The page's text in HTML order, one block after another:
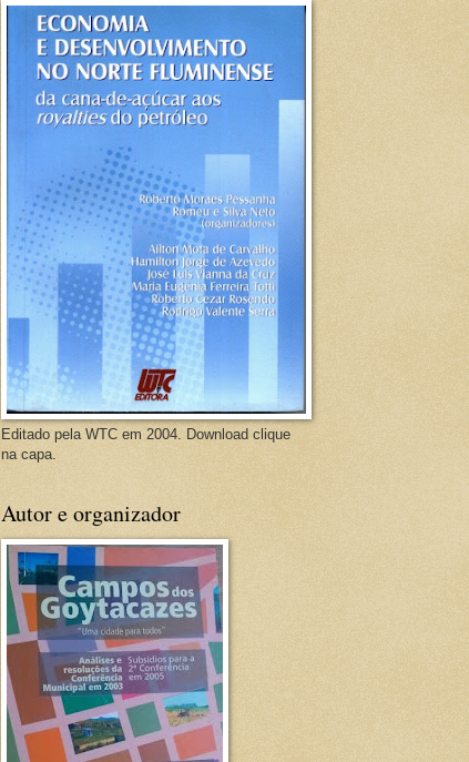
Editado pela WTC em 2004. Download clique
na capa.
Autor e organizador